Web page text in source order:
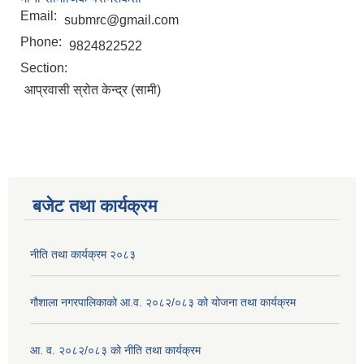
Email: submrc@gmail.com
Phone: 9824822522
Section:
आप्रवासी स्रोत केन्द्र (सामी)
बजेट तथा कार्यक्रम
नीति तथा कार्यक्रम २०८३
गौशाला नगरपालिकाको आ.व. २०८२/०८३ को योजना तथा कार्यक्रम
आ. व. २०८२/०८३ को नीति तथा कार्यक्रम